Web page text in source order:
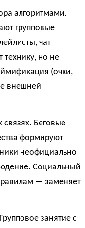
алгоритмами.
групповые
чат
но не
(очки,
внешней
Беговые
формируют
неофициально
Социальный
— заменяет
занятие с